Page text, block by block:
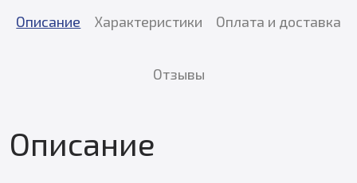
Описание Характеристики Оплата и доставка
Отзывы
Описание